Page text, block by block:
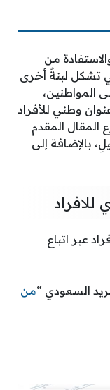
من
تشكل لبنةً أخرى
المواطنين،
وطني للأفراد
المقدم
بالإضافة إلى
عبر اتباع
السعودي “من